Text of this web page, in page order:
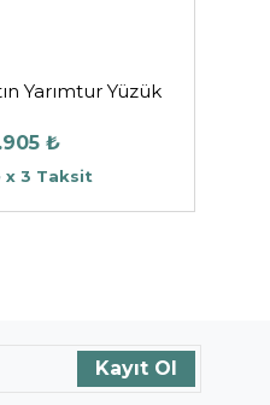
Yarımtur Yüzük
₺
x 3 Taksit